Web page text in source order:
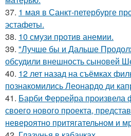
37. 1 мая в Санкт-петербурге
эстафеты.
38. 10 смузи против анемии.
39. "Лучше бы и Дальше
обсудили внешность сыновей
40. 12 лет назад на съёмках
познакомились Леонардо ди
41. Барби Феррейра произвела
своего нового проекта,
невероятно притягательном и